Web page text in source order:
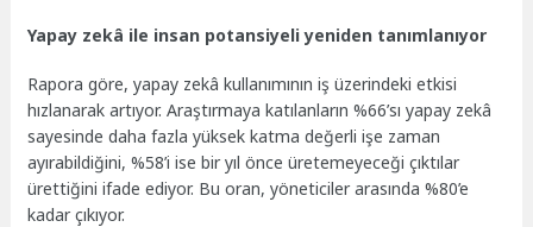
Yapay zekâ ile insan potansiyeli yeniden tanımlanıyor
Rapora göre, yapay zekâ kullanımının iş üzerindeki etkisi
hızlanarak artıyor. Araştırmaya katılanların %66’sı yapay zekâ
sayesinde daha fazla yüksek katma değerli işe zaman
ayırabildiğini, %58’i ise bir yıl önce üretemeyeceği çıktılar
ürettiğini ifade ediyor. Bu oran, yöneticiler arasında %80’e
kadar çıkıyor.